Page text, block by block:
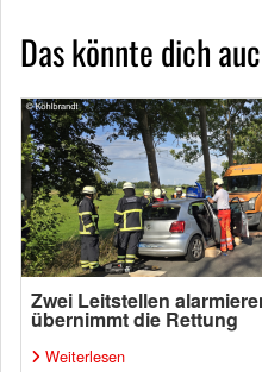
Das könnte dich
Zwei Leitstellen
übernimmt die Rettung
Weiterlesen